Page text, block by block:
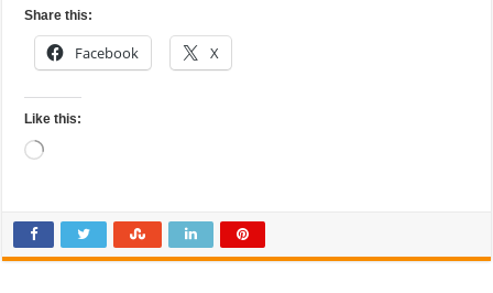
Share this:
Facebook X
Like this:
Loading…